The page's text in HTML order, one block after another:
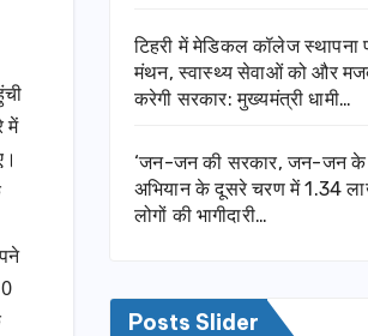
में
टिहरी में मेडिकल कॉलेज स्थापना
मंथन, स्वास्थ्य सेवाओं को और
करेगी सरकार: मुख्यमंत्री धामी…
‘जन-जन की सरकार, जन-जन के
अभियान के दूसरे चरण में 1.34
लोगों की भागीदारी…
Posts Slider